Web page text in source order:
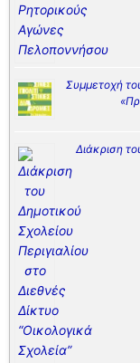
Συμμετοχή
Διάκριση